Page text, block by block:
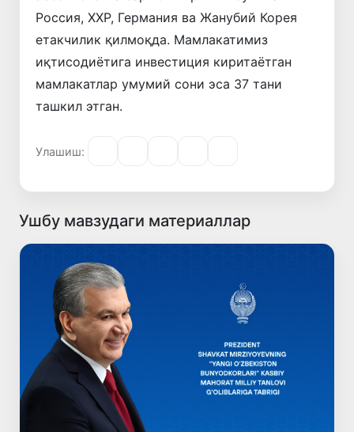
Россия, ХХР, Германия ва Жанубий Корея
етакчилик қилмоқда. Мамлакатимиз
иқтисодиётига инвестиция киритаётган
мамлакатлар умумий сони эса 37 тани
ташкил этган.
Улашиш:
Ушбу мавзудаги материаллар